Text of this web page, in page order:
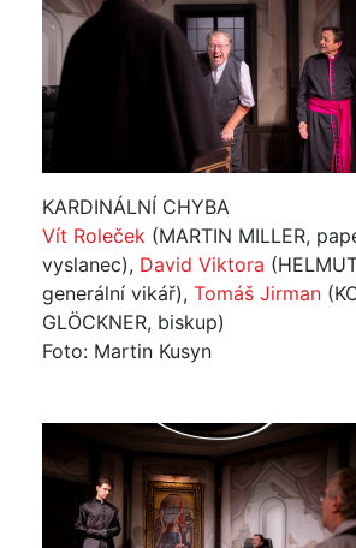
KARDINÁLNÍ CHYBA
Vít Roleček (MARTIN MILLER,
vyslanec), David Viktora
generální vikář), Tomáš Jirman
GLÖCKNER, biskup)
Foto: Martin Kusyn